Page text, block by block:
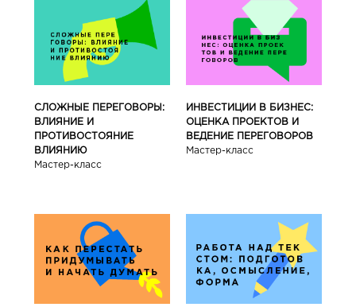
СЛОЖНЫЕ ПЕРЕГОВОРЫ:
ВЛИЯНИЕ И
ПРОТИВОСТОЯНИЕ
ВЛИЯНИЮ
Мастер-класс
ИНВЕСТИЦИИ В БИЗНЕС:
ОЦЕНКА ПРОЕКТОВ И
ВЕДЕНИЕ ПЕРЕГОВОРОВ
Мастер-класс